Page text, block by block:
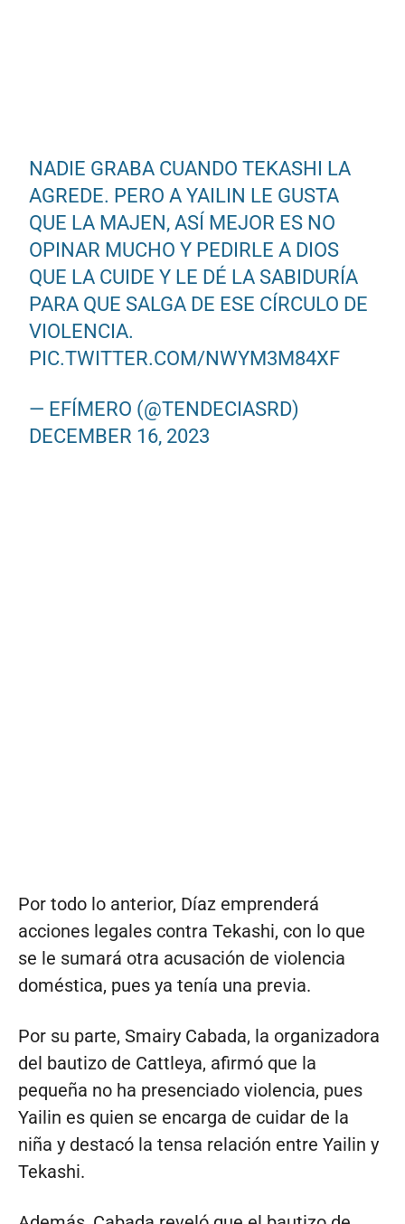
NADIE GRABA CUANDO TEKASHI LA
AGREDE. PERO A YAILIN LE GUSTA
QUE LA MAJEN, ASÍ MEJOR ES NO
OPINAR MUCHO Y PEDIRLE A DIOS
QUE LA CUIDE Y LE DÉ LA SABIDURÍA
PARA QUE SALGA DE ESE CÍRCULO DE
VIOLENCIA.
PIC.TWITTER.COM/NWYM3M84XF
— EFÍMERO (@TENDECIASRD)
DECEMBER 16, 2023
Por todo lo anterior, Díaz emprenderá
acciones legales contra Tekashi, con lo que
se le sumará otra acusación de violencia
doméstica, pues ya tenía una previa.
Por su parte, Smairy Cabada, la organizadora
del bautizo de Cattleya, afirmó que la
pequeña no ha presenciado violencia, pues
Yailin es quien se encarga de cuidar de la
niña y destacó la tensa relación entre Yailin y
Tekashi.